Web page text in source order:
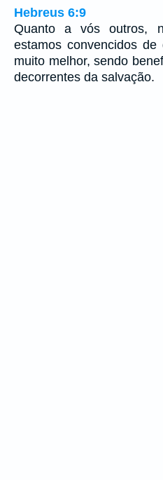
Hebreus 6:9
Quanto a vós outros,
estamos convencidos
muito melhor, sendo
decorrentes da salvação.